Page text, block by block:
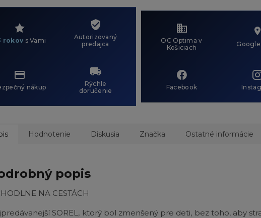
rokov s Vami
Autorizovaný
predajca
nákup
Rýchle
doručenie
OC Optima v
Košiciach
Google
Facebook
Hodnotenie Diskusia Značka Ostatné informácie
popis
NA CESTÁCH
SOREL, ktorý bol zmenšený pre deti, bez toho, aby